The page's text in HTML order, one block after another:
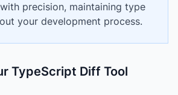
precision, maintaining type
your development process.
TypeScript Diff Tool